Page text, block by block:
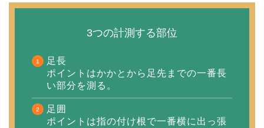
3つの計測する部位
足長
ポイントはかかとから足先までの一番長
い部分を測る。
足囲
ポイントは指の付け根で一番横に出っ張